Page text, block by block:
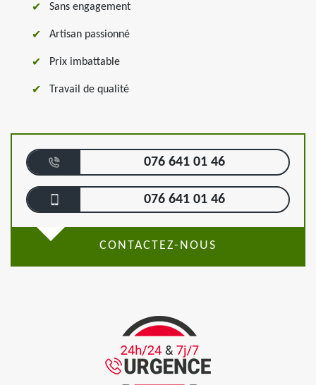
Sans engagement
Artisan passionné
Prix imbattable
Travail de qualité
076 641 01 46
076 641 01 46
CONTACTEZ-NOUS